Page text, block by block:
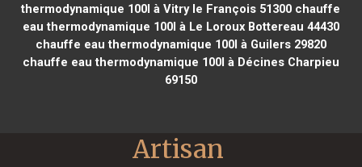
thermodynamique 100l à Vitry le François 51300 chauffe
eau thermodynamique 100l à Le Loroux Bottereau 44430
chauffe eau thermodynamique 100l à Guilers 29820
chauffe eau thermodynamique 100l à Décines Charpieu
69150
Artisan